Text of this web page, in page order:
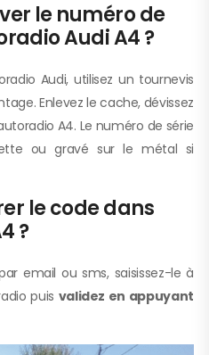
le numéro de
Audi A4 ?
Audi, utilisez un tournevis
Enlevez le cache, dévissez
A4. Le numéro de série
ou gravé sur le métal si
le code dans
?
email ou sms, saisissez-le à
puis validez en appuyant